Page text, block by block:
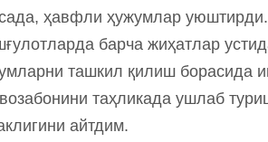
ҳавфли ҳужумлар уюштирди.
барча жиҳатлар
ташкил қилиш борасида
таҳликада ушлаб
айтдим.